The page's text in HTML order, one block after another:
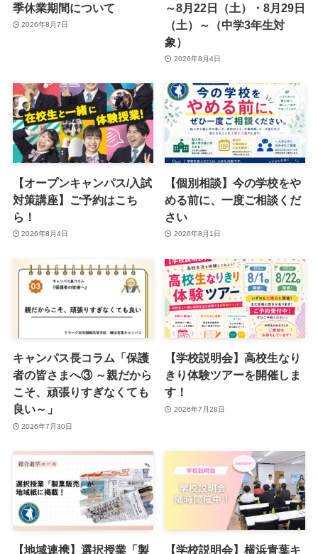
季休業期間について
2026年8月7日
～8月22日（土）・8月29日
（土）～（中学3年生対
象）
2026年8月4日
【オープンキャンパス/入試
対策講座】ご予約はこち
ら！
2026年8月4日
【個別相談】今の学校をや
める前に、一度ご相談くだ
さい
2026年8月1日
キャンパス長コラム「保護
者の皆さまへ③ ～親だから
こそ、頑張りすぎなくても
良い～」
2026年7月30日
【学校説明会】高校生なり
きり体験ツアーを開催しま
す！
2026年7月28日
【地域連携】選択授業「製 【学校説明会】横浜青葉キ